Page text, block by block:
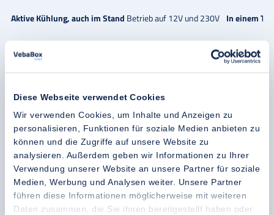
Diese Webseite verwendet Cookies
Wir verwenden Cookies, um Inhalte und Anzeigen zu
personalisieren, Funktionen für soziale Medien anbieten zu
können und die Zugriffe auf unsere Website zu
analysieren. Außerdem geben wir Informationen zu Ihrer
Verwendung unserer Website an unsere Partner für soziale
Medien, Werbung und Analysen weiter. Unsere Partner
führen diese Informationen möglicherweise mit weiteren
Daten zusammen, die Sie ihnen bereitgestellt haben oder
Aktive Kühlung, auch im Stand Betrieb auf 12V und 230V In einem
Weitere Modelle
NV200 NV250
Eine Lösung, die zu Ihrem Prozess
passt?
Unsere Experten stehen bereit, um Sie persönlich zur optimalen
Kühllösung zu beraten.
Maßgeschneiderte Beratung von Kühlketten-Experten
Jahrzehntelange Erfahrung in der Kühlkette greifbar nah